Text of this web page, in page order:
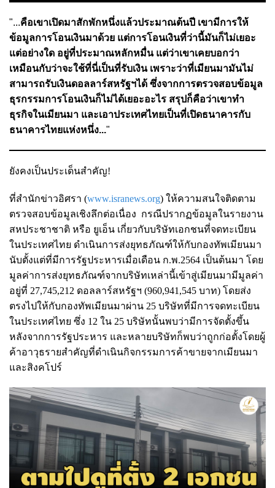
"...คือเขาเปิดมาสักพักหนึ่งแล้วประมาณต้นปี เขามีการให้
ข้อมูลการโอนเงินมาด้วย แต่การโอนเงินที่ว่านี้มันก็ไม่เยอะ
แต่อย่างใด อยู่ที่ประมาณหลักหมื่น แต่ว่าเขาเคยบอกว่า
เหมือนกับว่าจะใช้ที่นี่เป็นที่รับเงิน เพราะว่าที่เมียนมามันไม่
สามารถรับเงินดอลลาร์สหรัฐฯได้ ซึ่งจากการตรวจสอบข้อมูล
ธุรกรรมการโอนเงินก็ไม่ได้เยอะอะไร สรุปก็คือว่าเขาทำ
ธุรกิจในเมียนมา และเอาประเทศไทยเป็นที่เปิดธนาคารกับ
ธนาคารไทยแห่งหนึ่ง..."
ยังคงเป็นประเด็นสำคัญ!
ที่สำนักข่าวอิศรา (www.isranews.org) ให้ความสนใจติดตาม
ตรวจสอบข้อมูลเชิงลึกต่อเนื่อง กรณีปรากฏข้อมูลในรายงาน
สหประชาชาติ หรือ ยูเอ็น เกี่ยวกับบริษัทเอกชนที่จดทะเบียน
ในประเทศไทย ดำเนินการส่งยุทธภัณฑ์ให้กับกองทัพเมียนมา
นับตั้งแต่ที่มีการรัฐประหารเมื่อเดือน ก.พ.2564 เป็นต้นมา โดย
มูลค่าการส่งยุทธภัณฑ์จากบริษัทเหล่านี้เข้าสู่เมียนมามีมูลค่า
อยู่ที่ 27,745,212 ดอลลาร์สหรัฐฯ (960,941,545 บาท) โดยส่ง
ตรงไปให้กับกองทัพเมียนมาผ่าน 25 บริษัทที่มีการจดทะเบียน
ในประเทศไทย ซึ่ง 12 ใน 25 บริษัทนั้นพบว่ามีการจัดตั้งขึ้น
หลังจากการรัฐประหาร และหลายบริษัทก็พบว่าถูกก่อตั้งโดยผู้
ค้าอาวุธรายสำคัญที่ดำเนินกิจกรรมการค้าขายจากเมียนมา
และสิงคโปร์